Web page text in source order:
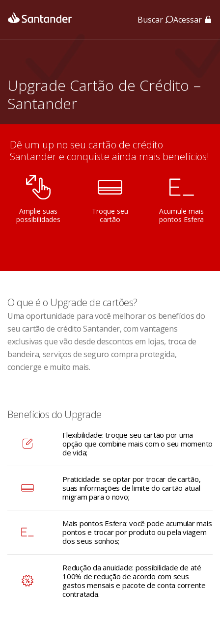
App Santander Buscar Acessar
Upgrade Cartão de Crédito –
Santander
Dê um up no seu cartão de crédito
Santander e conquiste ainda mais benefícios!
Amplie suas
possibilidades
Troque seu
cartão
Acumule mais
pontos Esfera
O que é o Upgrade de cartões?
Uma oportunidade para você melhorar os benefícios do
seu cartão de crédito Santander, com vantagens
exclusivas que vão desde descontos em lojas, troca de
bandeira, serviços de seguro compra protegida,
concierge e muito mais.
Benefícios do Upgrade
Flexibilidade: troque seu cartão por uma
opção que combine mais com o seu momento
de vida;
Praticidade: se optar por trocar de cartão,
suas informações de limite do cartão atual
migram para o novo;
Mais pontos Esfera: você pode acumular mais
pontos e trocar por produto ou pela viagem
dos seus sonhos;
Redução da anuidade: possibilidade de até
100% de redução de acordo com seus
gastos mensais e pacote de conta corrente
contratada.